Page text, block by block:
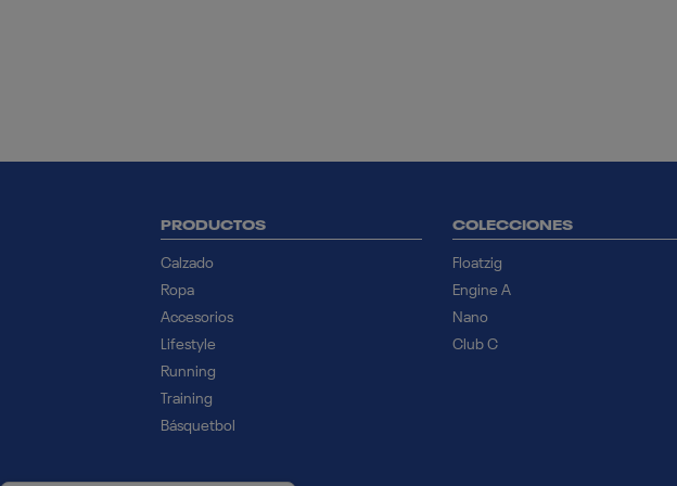
PRODUCTOS
Calzado
Ropa
Accesorios
Lifestyle
Running
Training
Básquetbol
COLECCIONES
Floatzig
Engine A
Nano
Club C